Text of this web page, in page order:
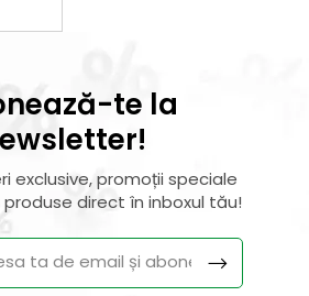
te la
exclusive, promoții speciale
produse direct în inboxul tău!